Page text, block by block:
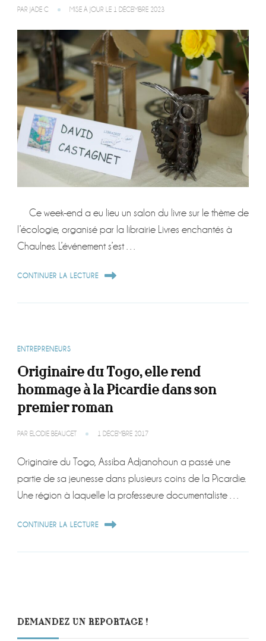
PAR JADE C MISE À JOUR LE 1 DÉCEMBRE 2023
Ce week-end a eu lieu un salon du livre sur le thème de
l’écologie, organisé par la librairie Livres enchantés à
Chaulnes. L’événement s’est …
CONTINUER LA LECTURE
ENTREPRENEURS
Originaire du Togo, elle rend
hommage à la Picardie dans son
premier roman
PAR ELODIE BEAUGET 1 DÉCEMBRE 2017
Originaire du Togo, Assiba Adjanohoun a passé une
partie de sa jeunesse dans plusieurs coins de la Picardie.
Une région à laquelle la professeure documentaliste …
CONTINUER LA LECTURE
DEMANDEZ UN REPORTAGE !